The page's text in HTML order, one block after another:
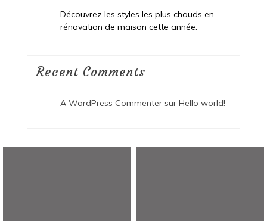
Découvrez les styles les plus chauds en
rénovation de maison cette année.
Recent Comments
A WordPress Commentersur Hello world!